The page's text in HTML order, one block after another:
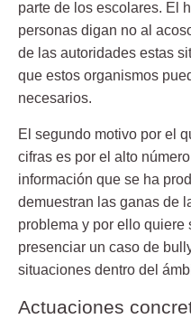
parte de los escolares. El
personas digan no al
de las autoridades estas
que estos organismos
necesarios.
El segundo motivo por el
cifras es por el alto
información que se ha
demuestran las ganas de
problema y por ello quiere
presenciar un caso de
situaciones dentro del
Actuaciones